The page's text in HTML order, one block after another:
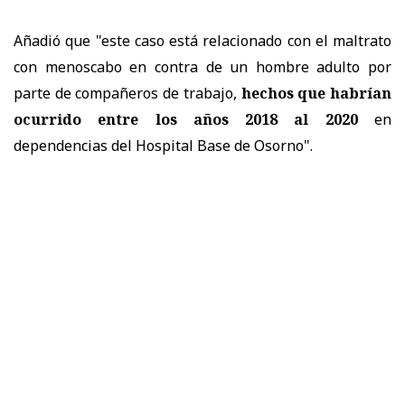
Añadió que "este caso está relacionado con el maltrato
con menoscabo en contra de un hombre adulto por
parte de compañeros de trabajo, hechos que habrían
ocurrido entre los años 2018 al 2020en
dependencias del Hospital Base de Osorno".